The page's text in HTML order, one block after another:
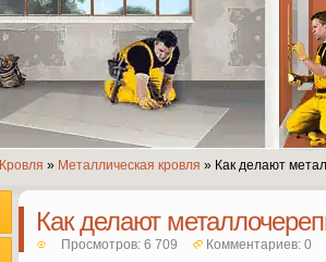
Кровля » Металлическая кровля » Как делают
Как делают
Просмотров: 6 709 Комментариев: 0